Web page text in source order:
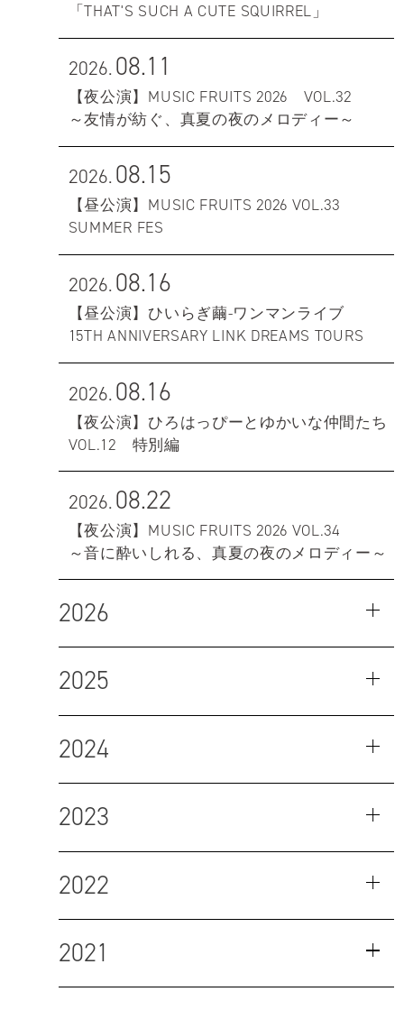
「THAT'S SUCH A CUTE SQUIRREL」
2026.08.11
【夜公演】MUSIC FRUITS 2026 VOL.32
～友情が紡ぐ、真夏の夜のメロディー～
2026.08.15
【昼公演】MUSIC FRUITS 2026 VOL.33
SUMMER FES
2026.08.16
【昼公演】ひいらぎ繭-ワンマンライブ
15TH ANNIVERSARY LINK DREAMS TOURS
2026.08.16
【夜公演】ひろはっぴーとゆかいな仲間たち
VOL.12 特別編
2026.08.22
【夜公演】MUSIC FRUITS 2026 VOL.34
～音に酔いしれる、真夏の夜のメロディー～
2026
2025
2024
2023
2022
2021